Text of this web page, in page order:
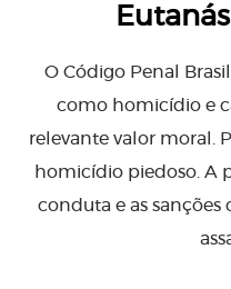
O Código Penal
como homicídio e
relevante valor moral.
homicídio piedoso. A
conduta e as sanções